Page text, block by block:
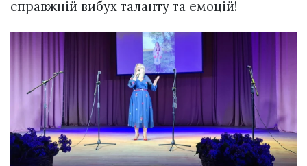
справжній вибух таланту та емоцій!